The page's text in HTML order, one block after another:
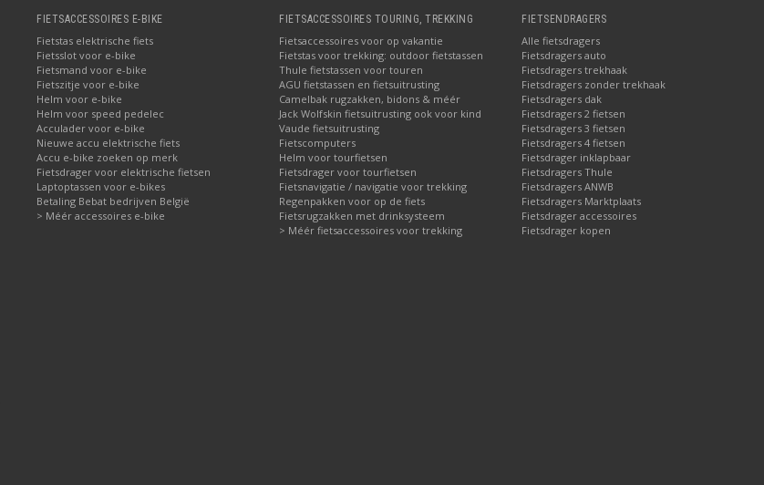
FIETSACCESSOIRES E-BIKE
Fietstas elektrische fiets
Fietsslot voor e-bike
Fietsmand voor e-bike
Fietszitje voor e-bike
Helm voor e-bike
Helm voor speed pedelec
Acculader voor e-bike
Nieuwe accu elektrische fiets
Accu e-bike zoeken op merk
Fietsdrager voor elektrische fietsen
Laptoptassen voor e-bikes
Betaling Bebat bedrijven België
> Méér accessoires e-bike
FIETSACCESSOIRES TOURING, TREKKING
Fietsaccessoires voor op vakantie
Fietstas voor trekking: outdoor fietstassen
Thule fietstassen voor touren
AGU fietstassen en fietsuitrusting
Camelbak rugzakken, bidons & méér
Jack Wolfskin fietsuitrusting ook voor kind
Vaude fietsuitrusting
Fietscomputers
Helm voor tourfietsen
Fietsdrager voor tourfietsen
Fietsnavigatie / navigatie voor trekking
Regenpakken voor op de fiets
Fietsrugzakken met drinksysteem
> Méér fietsaccessoires voor trekking
FIETSENDRAGERS
Alle fietsdragers
Fietsdragers auto
Fietsdragers trekhaak
Fietsdragers zonder trekhaak
Fietsdragers dak
Fietsdragers 2 fietsen
Fietsdragers 3 fietsen
Fietsdragers 4 fietsen
Fietsdrager inklapbaar
Fietsdragers Thule
Fietsdragers ANWB
Fietsdragers Marktplaats
Fietsdrager accessoires
Fietsdrager kopen